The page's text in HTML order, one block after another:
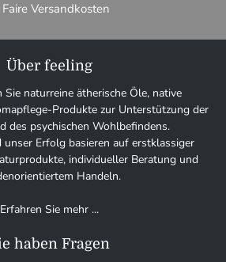
Faire Versandkosten
Über feeling
Sie naturreine ätherische Öle, native
Produkte zur Unterstützung der
des psychischen Wohlbefindens.
unser Erfolg basieren auf erstklassiger
individueller Beratung und
Handeln.
Erfahren Sie mehr ...
haben Fragen